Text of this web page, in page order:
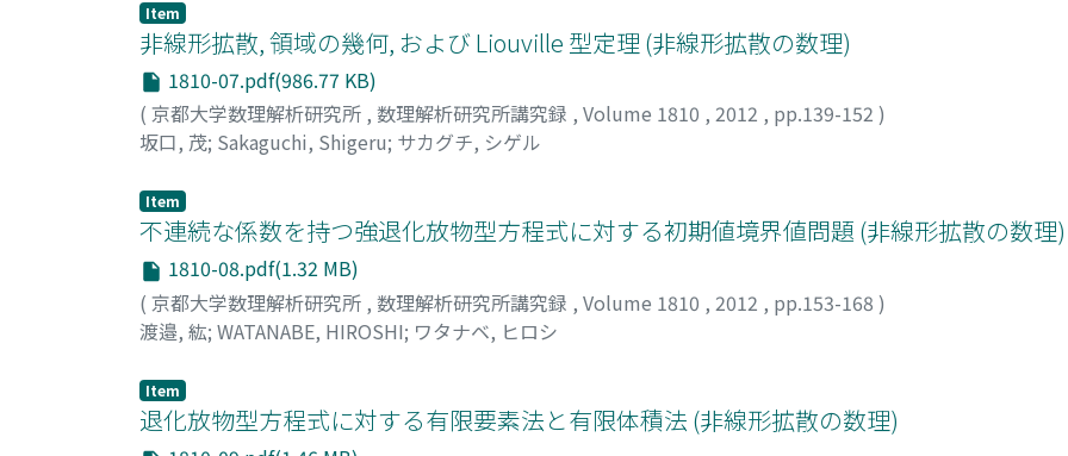
Item
非線形拡散, 領域の幾何, および Liouville 型定理 (非線形拡散の数理)
1810-07.pdf(986.77 KB)
( 京都大学数理解析研究所 , 数理解析研究所講究録 , Volume 1810 , 2012 , pp.139-152 )
坂口, 茂; Sakaguchi, Shigeru; サカグチ, シゲル
Item
不連続な係数を持つ強退化放物型方程式に対する初期値境界値問題 (非線形拡散の数理)
1810-08.pdf(1.32 MB)
( 京都大学数理解析研究所 , 数理解析研究所講究録 , Volume 1810 , 2012 , pp.153-168 )
渡邉, 紘; WATANABE, HIROSHI; ワタナベ, ヒロシ
Item
退化放物型方程式に対する有限要素法と有限体積法 (非線形拡散の数理)